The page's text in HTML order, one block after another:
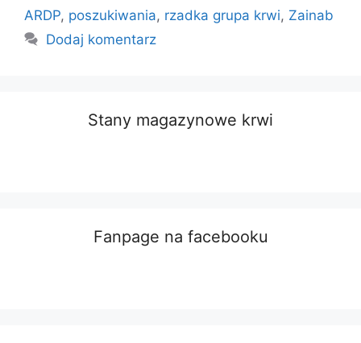
ARDP, poszukiwania, rzadka grupa krwi, Zainab
Dodaj komentarz
Stany magazynowe krwi
Fanpage na facebooku